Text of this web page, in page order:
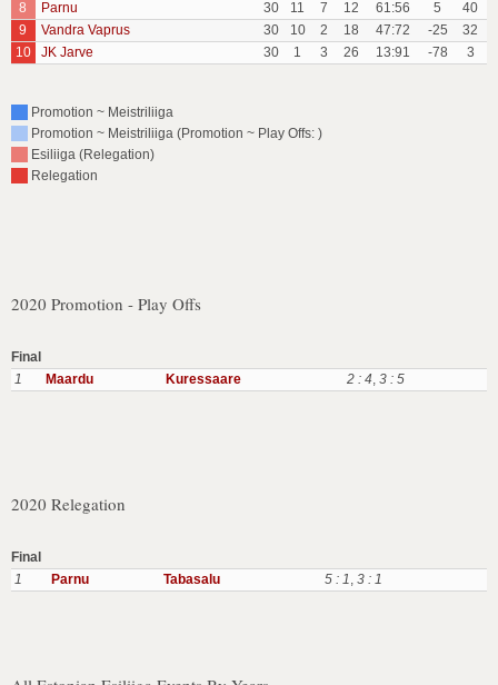
8
Parnu 30 11 7 12 61:56 5
40
9
Vandra Vaprus 30 10 2 18 47:72 -25
32
10
JK Jarve 30 1 3 26 13:91 -78 3
Promotion ~ Meistriliiga
Promotion ~ Meistriliiga (Promotion ~ Play Offs: )
Esiliiga (Relegation)
Relegation
2020 Promotion - Play Offs
Final
1
Maardu Kuressaare 2 : 4, 3 : 5
2020 Relegation
Final
1
Parnu Tabasalu 5 : 1, 3 : 1